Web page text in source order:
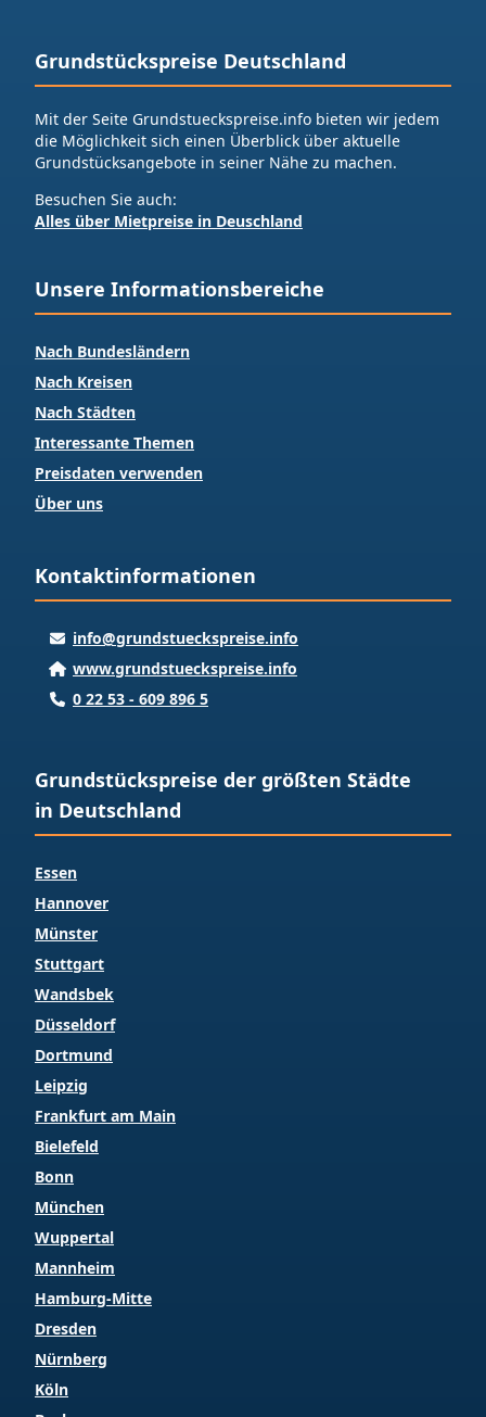
Grundstückspreise Deutschland
Mit der Seite Grundstueckspreise.info bieten wir jedem
die Möglichkeit sich einen Überblick über aktuelle
Grundstücksangebote in seiner Nähe zu machen.
Besuchen Sie auch:
Alles über Mietpreise in Deuschland
Unsere Informationsbereiche
Nach Bundesländern
Nach Kreisen
Nach Städten
Interessante Themen
Preisdaten verwenden
Über uns
Kontaktinformationen
info@grundstueckspreise.info
www.grundstueckspreise.info
0 22 53 - 609 896 5
Grundstückspreise der größten Städte
in Deutschland
Essen
Hannover
Münster
Stuttgart
Wandsbek
Düsseldorf
Dortmund
Leipzig
Frankfurt am Main
Bielefeld
Bonn
München
Wuppertal
Mannheim
Hamburg-Mitte
Dresden
Nürnberg
Köln